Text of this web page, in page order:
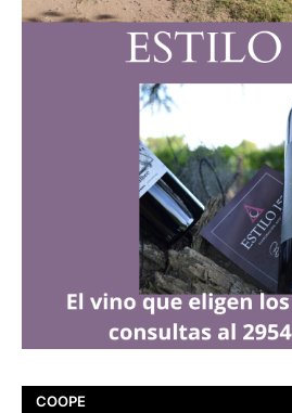
COOPE